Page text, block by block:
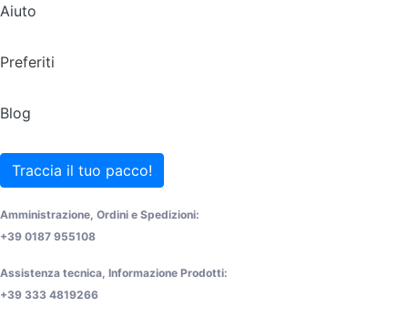
Aiuto
Preferiti
Blog
Traccia il tuo pacco!
Amministrazione, Ordini e Spedizioni:
+39 0187 955108
Assistenza tecnica, Informazione Prodotti:
+39 333 4819266